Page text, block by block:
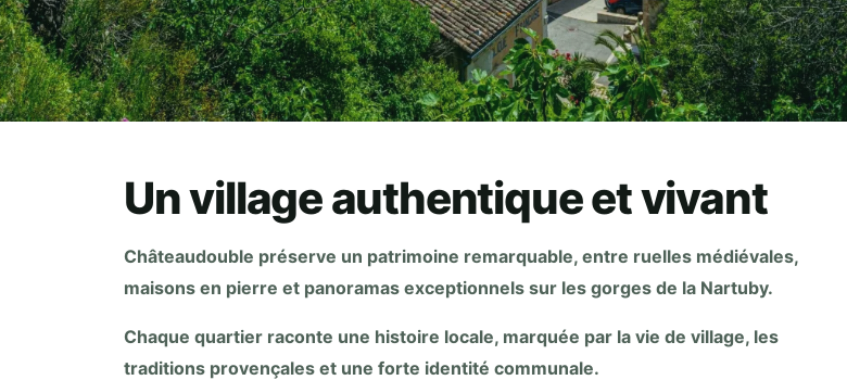
Un village authentique et vivant
Châteaudouble préserve un patrimoine remarquable, entre ruelles médiévales,
maisons en pierre et panoramas exceptionnels sur les gorges de la Nartuby.
Chaque quartier raconte une histoire locale, marquée par la vie de village, les
traditions provençales et une forte identité communale.